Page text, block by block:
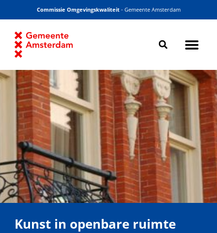
Commissie Omgevingskwaliteit- Gemeente Amsterdam
Kunst in openbare ruimte